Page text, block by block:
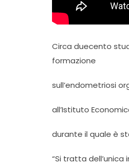
Circa duecento
formazione
sull’endometriosi
all’Istituto
durante il quale è
“Si tratta